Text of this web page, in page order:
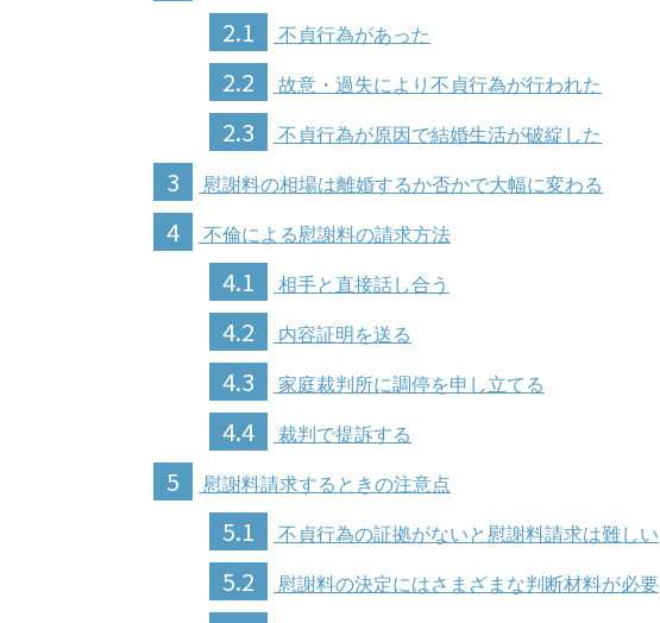
2.1 不貞行為があった
2.2 故意・過失により不貞行為が行われた
2.3 不貞行為が原因で結婚生活が破綻した
3 慰謝料の相場は離婚するか否かで大幅に変わる
4 不倫による慰謝料の請求方法
4.1 相手と直接話し合う
4.2 内容証明を送る
4.3 家庭裁判所に調停を申し立てる
4.4 裁判で提訴する
5 慰謝料請求するときの注意点
5.1 不貞行為の証拠がないと慰謝料請求は難しい
5.2 慰謝料の決定にはさまざまな判断材料が必要